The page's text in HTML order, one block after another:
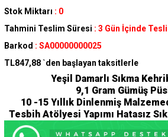
Stok Miktarı : 0
Tahmini Teslim Süresi : 3 Gün İçinde
Barkod : SA00000000025
TL847,88 `den başlayan taksitlerle
Yeşil Damarlı Sıkma
9,1 Gram Gümüş
10 -15 Yıllık Dinlenmiş
Tesbih Atölyesi Yapımı Hatasız